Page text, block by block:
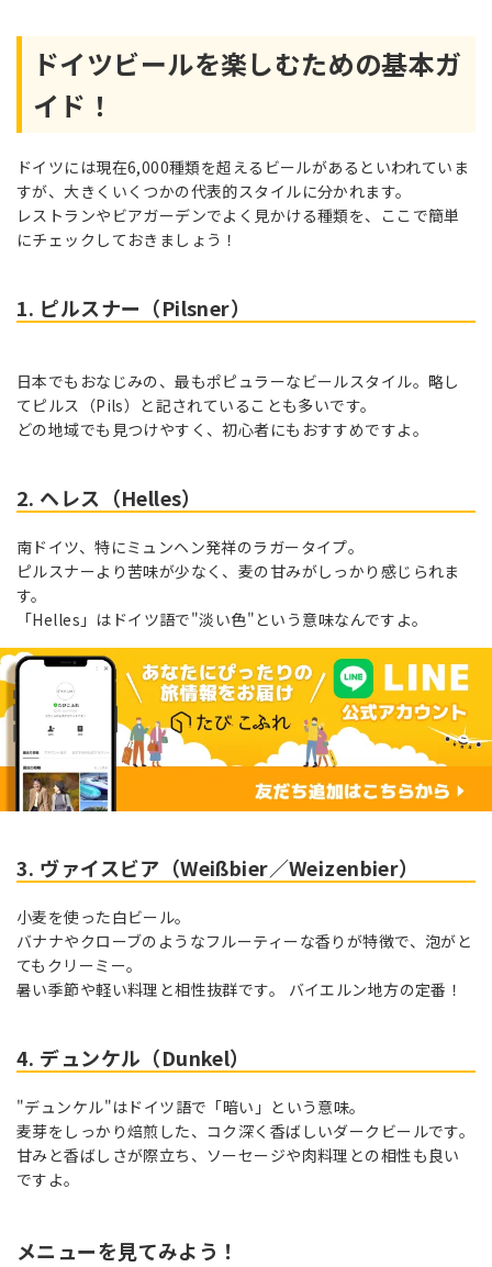
ドイツビールを楽しむための基本ガ
イド！
ドイツには現在6,000種類を超えるビールがあるといわれていま
すが、大きくいくつかの代表的スタイルに分かれます。
レストランやビアガーデンでよく見かける種類を、ここで簡単
にチェックしておきましょう！
1. ピルスナー（Pilsner）
日本でもおなじみの、最もポピュラーなビールスタイル。略し
てピルス（Pils）と記されていることも多いです。
どの地域でも見つけやすく、初心者にもおすすめですよ。
2. ヘレス（Helles）
南ドイツ、特にミュンヘン発祥のラガータイプ。
ピルスナーより苦味が少なく、麦の甘みがしっかり感じられま
す。
「Helles」はドイツ語で"淡い色"という意味なんですよ。
3. ヴァイスビア（Weißbier／Weizenbier）
小麦を使った白ビール。
バナナやクローブのようなフルーティーな香りが特徴で、泡がと
てもクリーミー。
暑い季節や軽い料理と相性抜群です。 バイエルン地方の定番！
4. デュンケル（Dunkel）
"デュンケル"はドイツ語で「暗い」という意味。
麦芽をしっかり焙煎した、コク深く香ばしいダークビールです。
甘みと香ばしさが際立ち、ソーセージや肉料理との相性も良い
ですよ。
メニューを見てみよう！